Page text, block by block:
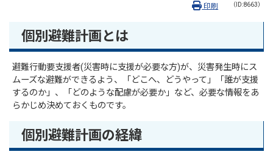
（ID:8663）
印刷
個別避難計画とは
避難行動要支援者(災害時に支援が必要な方)が、災害発生時にス
ムーズな避難ができるよう、「どこへ、どうやって」「誰が支援
するのか」、「どのような配慮が必要か」など、必要な情報をあ
らかじめ決めておくものです。
個別避難計画の経緯